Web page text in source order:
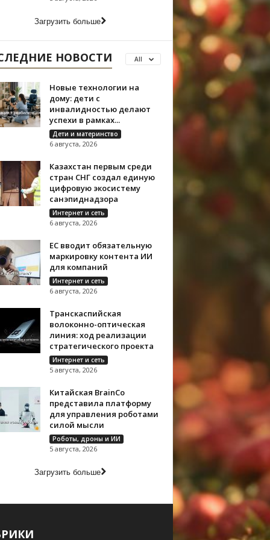
Загрузить больше
НОВОСТИ All
Новые технологии на
дому: дети с
инвалидностью делают
успехи в рамках...
Дети и материнство
6 августа, 2026
Казахстан первым среди
стран СНГ создал единую
цифровую экосистему
санэпиднадзора
Интернет и сеть
6 августа, 2026
ЕС вводит обязательную
маркировку контента ИИ
для компаний
Интернет и сеть
6 августа, 2026
Транскаспийская
волоконно-оптическая
линия: ход реализации
стратегического проекта
Интернет и сеть
5 августа, 2026
Китайская BrainCo
представила платформу
для управления роботами
силой мысли
Роботы, дроны и ИИ
5 августа, 2026
Загрузить больше